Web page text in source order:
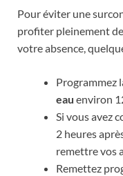
Pour éviter une
profiter pleinement
votre absence,
Programmez
eau environ
Si vous avez
2 heures
remettre vos
Remettez